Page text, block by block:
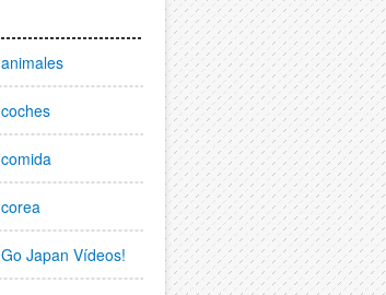
animales
coches
comida
corea
Go Japan Vídeos!